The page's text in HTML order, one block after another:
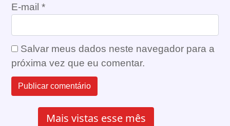
E-mail *
Salvar meus dados neste navegador para a
próxima vez que eu comentar.
Mais vistas esse mês